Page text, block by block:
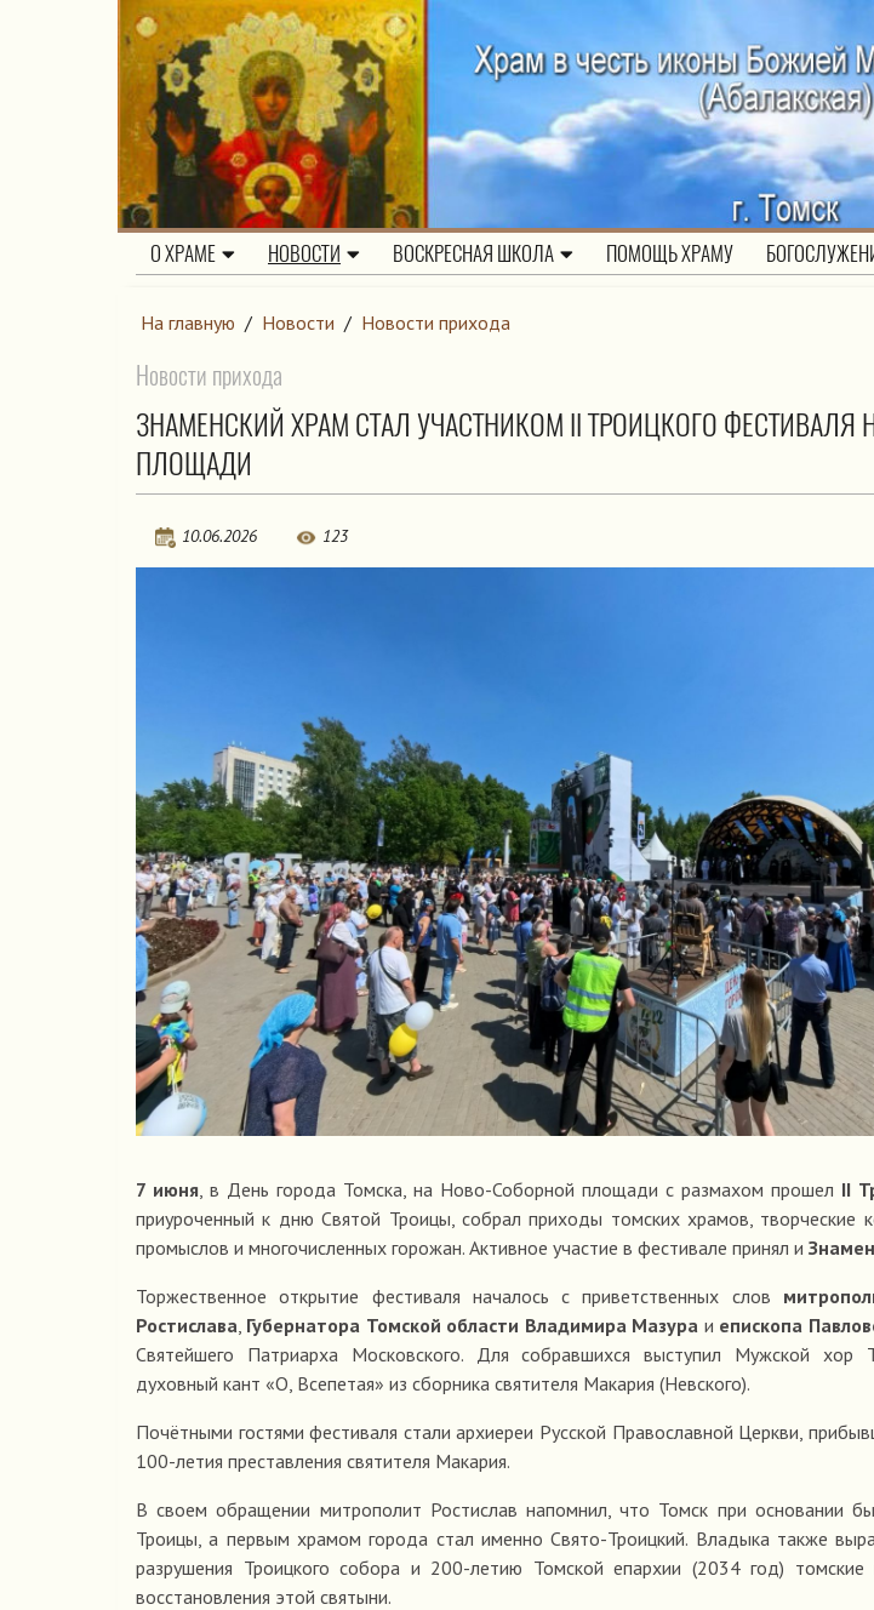
О ХРАМЕ НОВОСТИ ВОСКРЕСНАЯ ШКОЛА ПОМОЩЬ ХРАМУ
На главную / Новости / Новости прихода
Новости прихода
ЗНАМЕНСКИЙ ХРАМ СТАЛ УЧАСТНИКОМ II ТРОИЦКОГО ФЕСТИВАЛЯ
ПЛОЩАДИ
10.06.2026 123
7 июня, в День города Томска, на Ново-Соборной площади с размахом прошел II
приуроченный к дню Святой Троицы, собрал приходы томских храмов, творческие
промыслов и многочисленных горожан. Активное участие в фестивале принял и
Торжественное открытие фестиваля началось с приветственных слов
Ростислава Губернатора Томской области Владимира Мазура и епископа
Святейшего Патриарха Московского. Для собравшихся выступил Мужской хор
духовный кант «О, Всепетая» из сборника святителя Макария (Невского).
Почётными гостями фестиваля стали архиереи Русской Православной Церкви,
100-летия преставления святителя Макария.
В своем обращении митрополит Ростислав напомнил, что Томск при основании
Троицы, а первым храмом города стал именно Свято-Троицкий. Владыка также
разрушения Троицкого собора и 200-летию Томской епархии (2034 год) томские
восстановления этой святыни.